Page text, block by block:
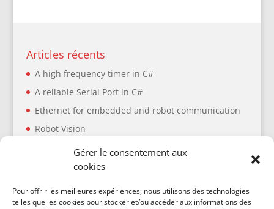
Gérer le consentement aux
cookies
Pour offrir les meilleures expériences, nous utilisons des technologies
telles que les cookies pour stocker et/ou accéder aux informations des
Articles récents
A high frequency timer in C#
A reliable Serial Port in C#
Ethernet for embedded and robot communication
Robot Vision
Planification de trajectoire : ressources utiles
Articles récents